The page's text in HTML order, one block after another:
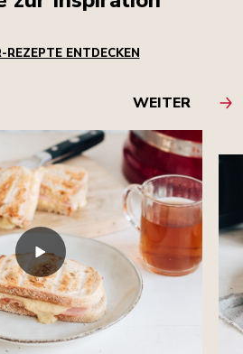
REZEPTE ENTDECKEN
WEITER